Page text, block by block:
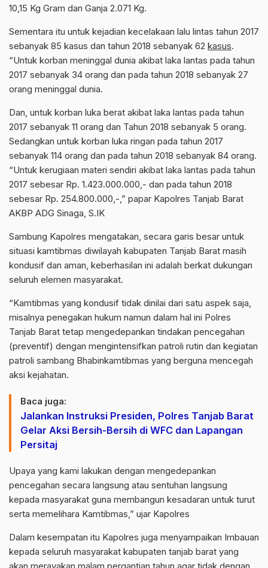
10,15 Kg Gram dan Ganja 2.071 Kg.
Sementara itu untuk kejadian kecelakaan lalu lintas tahun 2017
sebanyak 85 kasus dan tahun 2018 sebanyak 62 kasus.
“Untuk korban meninggal dunia akibat laka lantas pada tahun
2017 sebanyak 34 orang dan pada tahun 2018 sebanyak 27
orang meninggal dunia.
Dan, untuk korban luka berat akibat laka lantas pada tahun
2017 sebanyak 11 orang dan Tahun 2018 sebanyak 5 orang.
Sedangkan untuk korban luka ringan pada tahun 2017
sebanyak 114 orang dan pada tahun 2018 sebanyak 84 orang.
“Untuk kerugiaan materi sendiri akibat laka lantas pada tahun
2017 sebesar Rp. 1.423.000.000,- dan pada tahun 2018
sebesar Rp. 254.800.000,-,” papar Kapolres Tanjab Barat
AKBP ADG Sinaga, S.IK
Sambung Kapolres mengatakan, secara garis besar untuk
situasi kamtibmas diwilayah kabupaten Tanjab Barat masih
kondusif dan aman, keberhasilan ini adalah berkat dukungan
seluruh elemen masyarakat.
“Kamtibmas yang kondusif tidak dinilai dari satu aspek saja,
misalnya penegakan hukum namun dalam hal ini Polres
Tanjab Barat tetap mengedepankan tindakan pencegahan
(preventif) dengan mengintensifkan patroli rutin dan kegiatan
patroli sambang Bhabinkamtibmas yang berguna mencegah
aksi kejahatan.
Baca juga:
Jalankan Instruksi Presiden, Polres Tanjab Barat
Gelar Aksi Bersih-Bersih di WFC dan Lapangan
Persitaj
Upaya yang kami lakukan dengan mengedepankan
pencegahan secara langsung atau sentuhan langsung
kepada masyarakat guna membangun kesadaran untuk turut
serta memelihara Kamtibmas,” ujar Kapolres
Dalam kesempatan itu Kapolres juga menyampaikan Imbauan
kepada seluruh masyarakat kabupaten tanjab barat yang